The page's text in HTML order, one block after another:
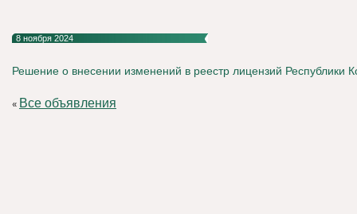
8 ноября 2024
Решение о внесении изменений в реестр лицензий Республики
« Все объявления